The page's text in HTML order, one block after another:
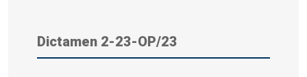
Dictamen 2-23-OP/23